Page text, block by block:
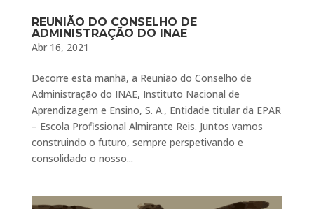
REUNIÃO DO CONSELHO DE
ADMINISTRAÇÃO DO INAE
Abr 16, 2021
Decorre esta manhã, a Reunião do Conselho de
Administração do INAE, Instituto Nacional de
Aprendizagem e Ensino, S. A., Entidade titular da EPAR
– Escola Profissional Almirante Reis. Juntos vamos
construindo o futuro, sempre perspetivando e
consolidado o nosso...